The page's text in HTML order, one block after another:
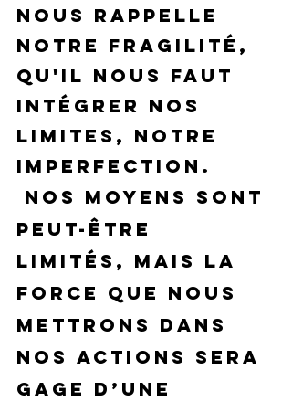
nous rappelle
notre fragilité,
qu'il nous faut
intégrer nos
limites, notre
imperfection.
peut-être
limités, mais la
force que nous
mettrons dans
nos actions sera
gage d’une